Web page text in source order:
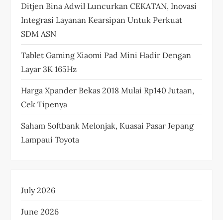
Ditjen Bina Adwil Luncurkan CEKATAN, Inovasi
Integrasi Layanan Kearsipan Untuk Perkuat
SDM ASN
Tablet Gaming Xiaomi Pad Mini Hadir Dengan
Layar 3K 165Hz
Harga Xpander Bekas 2018 Mulai Rp140 Jutaan,
Cek Tipenya
Saham Softbank Melonjak, Kuasai Pasar Jepang
Lampaui Toyota
July 2026
June 2026